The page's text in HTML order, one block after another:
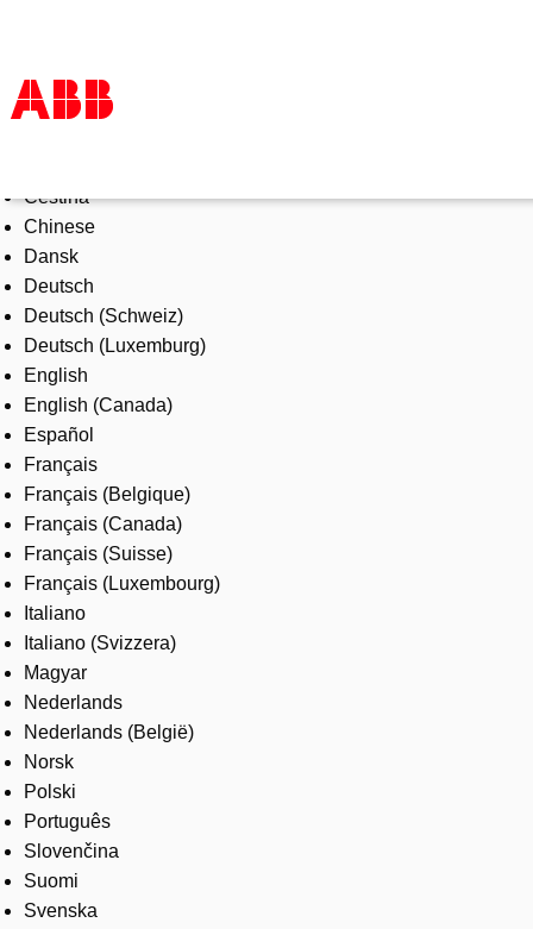
Products & Solutions
Industries
Services
About us
Where to buy
Contact us
Careers
Čeština
Chinese
Dansk
Deutsch
Deutsch (Schweiz)
Deutsch (Luxemburg)
English
English (Canada)
Español
Français
Français (Belgique)
Français (Canada)
Français (Suisse)
Français (Luxembourg)
Italiano
Italiano (Svizzera)
Magyar
Nederlands
Nederlands (België)
Norsk
Polski
Português
Slovenčina
Suomi
Svenska